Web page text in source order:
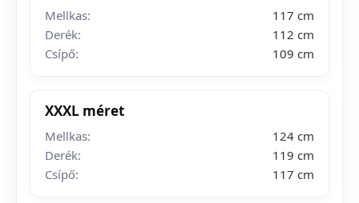
Mellkas:
117 cm
Derék:
112 cm
Csípő:
109 cm
XXXL méret
Mellkas:
124 cm
Derék:
119 cm
Csípő:
117 cm